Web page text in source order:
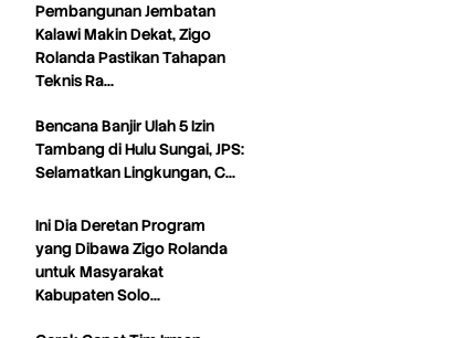
Pembangunan Jembatan
Kalawi Makin Dekat, Zigo
Rolanda Pastikan Tahapan
Teknis Ra…
Bencana Banjir Ulah 5 Izin
Tambang di Hulu Sungai, JPS:
Selamatkan Lingkungan, C…
Ini Dia Deretan Program
yang Dibawa Zigo Rolanda
untuk Masyarakat
Kabupaten Solo…